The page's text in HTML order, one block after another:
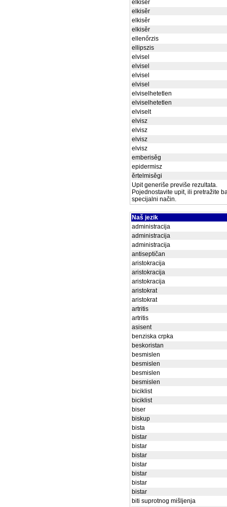
elkisěr
elkisěr
elkisěr
elkisěr
ellenőrzis
ellipszis
elvisel
elvisel
elvisel
elvisel
elviselhetetlen
elviselhetetlen
elviselt
elvisz
elvisz
elvisz
elvisz
emberisěg
epidermisz
ěrtelmisěgi
Upit generiše previše rezultata.
Pojednostavite upit, ili pretražite
specijalni način.
Naš jezik
administracija
administracija
administracija
antiseptičan
aristokracija
aristokracija
aristokracija
aristokrat
aristokrat
artritis
artritis
asisent
benziska crpka
beskoristan
besmislen
besmislen
besmislen
besmislen
biciklist
biciklist
biser
biskup
bista
bistar
bistar
bistar
bistar
bistar
bistar
bistar
biti suprotnog mišljenja